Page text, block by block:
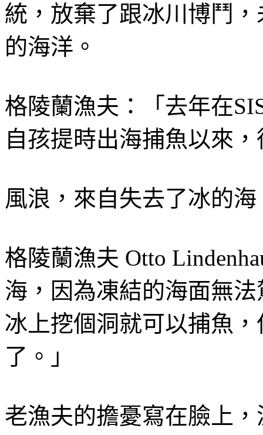
統，放棄了跟冰川博鬥
的海洋。
格陵蘭漁夫：「去年在
自孩提時出海捕魚以來
風浪，來自失去了冰的
格陵蘭漁夫 Otto
海，因為凍結的海面無
冰上挖個洞就可以捕魚
了。」
老漁夫的擔憂寫在臉上